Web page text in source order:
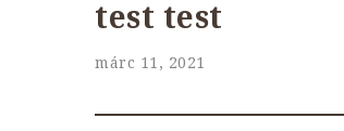
test test
márc 11, 2021